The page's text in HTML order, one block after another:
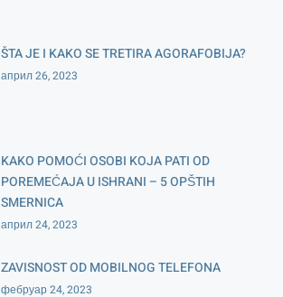
ŠTA JE I KAKO SE TRETIRA AGORAFOBIJA?
април 26, 2023
KAKO POMOĆI OSOBI KOJA PATI OD
POREMEĆAJA U ISHRANI – 5 OPŠTIH
SMERNICA
април 24, 2023
ZAVISNOST OD MOBILNOG TELEFONA
фебруар 24, 2023